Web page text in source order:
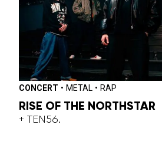
CONCERT • METAL • RAP
RISE OF THE NORTHSTAR
+ TEN56.